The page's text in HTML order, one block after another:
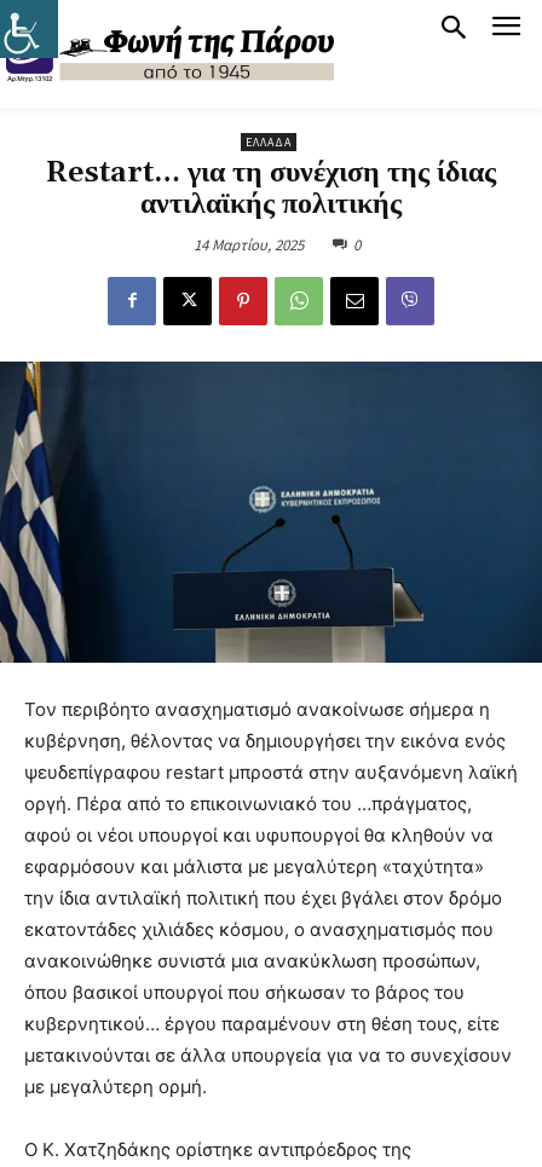
ΕΛΛΆΔΑ
Restart… για τη συνέχιση της ίδιας
αντιλαϊκής πολιτικής
14 Μαρτίου, 2025 0
Τον περιβόητο ανασχηματισμό ανακοίνωσε σήμερα η
κυβέρνηση, θέλοντας να δημιουργήσει την εικόνα ενός
ψευδεπίγραφου restart μπροστά στην αυξανόμενη λαϊκή
οργή. Πέρα από το επικοινωνιακό του …πράγματος,
αφού οι νέοι υπουργοί και υφυπουργοί θα κληθούν να
εφαρμόσουν και μάλιστα με μεγαλύτερη «ταχύτητα»
την ίδια αντιλαϊκή πολιτική που έχει βγάλει στον δρόμο
εκατοντάδες χιλιάδες κόσμου, ο ανασχηματισμός που
ανακοινώθηκε συνιστά μια ανακύκλωση προσώπων,
όπου βασικοί υπουργοί που σήκωσαν το βάρος του
κυβερνητικού… έργου παραμένουν στη θέση τους, είτε
μετακινούνται σε άλλα υπουργεία για να το συνεχίσουν
με μεγαλύτερη ορμή.
Ο Κ. Χατζηδάκης ορίστηκε αντιπρόεδρος της